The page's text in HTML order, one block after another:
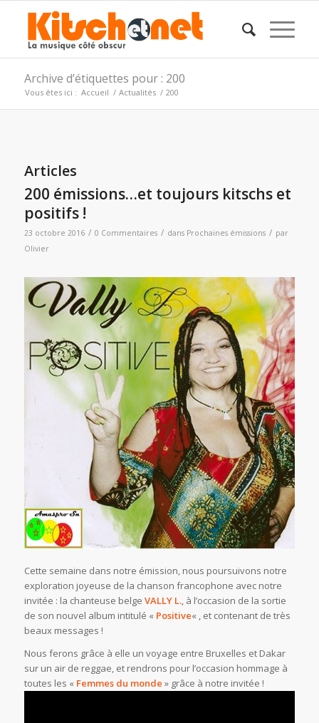
Archive d’étiquettes pour : 200
Vous êtes ici : Accueil / Actualités / 200
Articles
200 émissions…et toujours kitschs et
positifs !
23 octobre 2016 / 0 Commentaires / dans Prochaines émissions / par
Olivier
Cette semaine dans notre émission, nous poursuivons notre
exploration joyeuse de la chanson francophone avec notre
invitée : la chanteuse belge VALLY L., à l’occasion de la sortie
de son nouvel album intitulé « Positive« , et contenant de très
beaux messages !
Nous ferons grâce à elle un voyage entre Bruxelles et Dakar
sur un air de reggae, et rendrons pour l’occasion hommage à
toutes les « Femmes du monde » grâce à notre invitée !